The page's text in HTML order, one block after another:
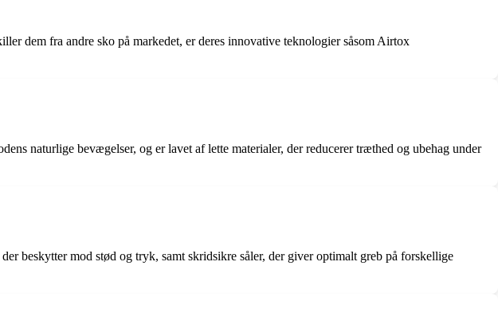
dem fra andre sko på markedet, er deres innovative teknologier såsom Airtox
naturlige bevægelser, og er lavet af lette materialer, der reducerer træthed og ubehag under
beskytter mod stød og tryk, samt skridsikre såler, der giver optimalt greb på forskellige